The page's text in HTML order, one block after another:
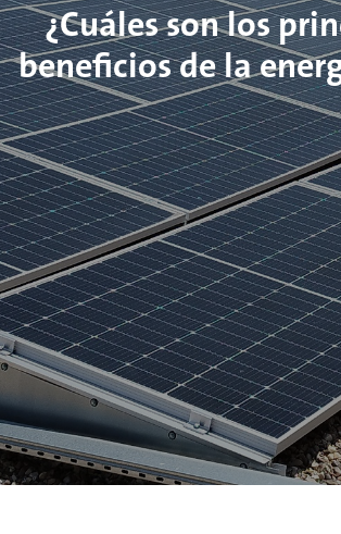
¿Cuáles son los
beneficios de la